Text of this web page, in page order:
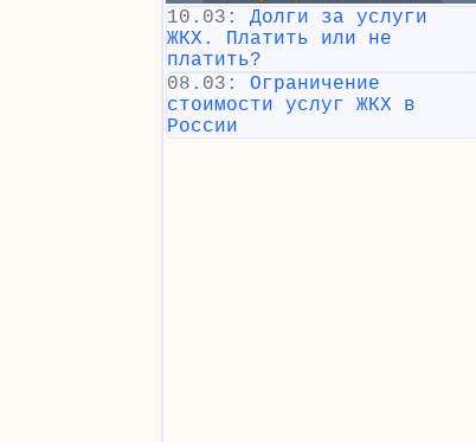
10.03: Долги за услуги
ЖКХ. Платить или не
платить?
08.03: Ограничение
стоимости услуг ЖКХ в
России